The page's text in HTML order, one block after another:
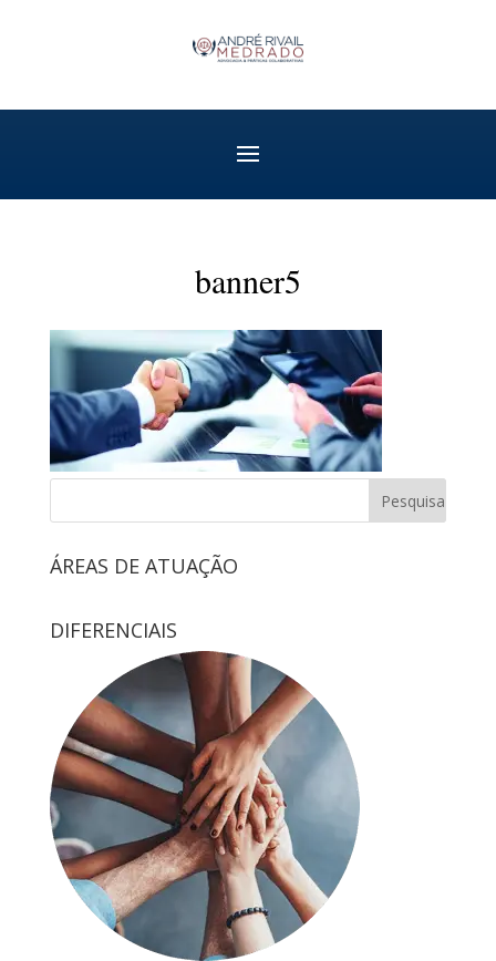
banner5
ÁREAS DE ATUAÇÃO
DIFERENCIAIS